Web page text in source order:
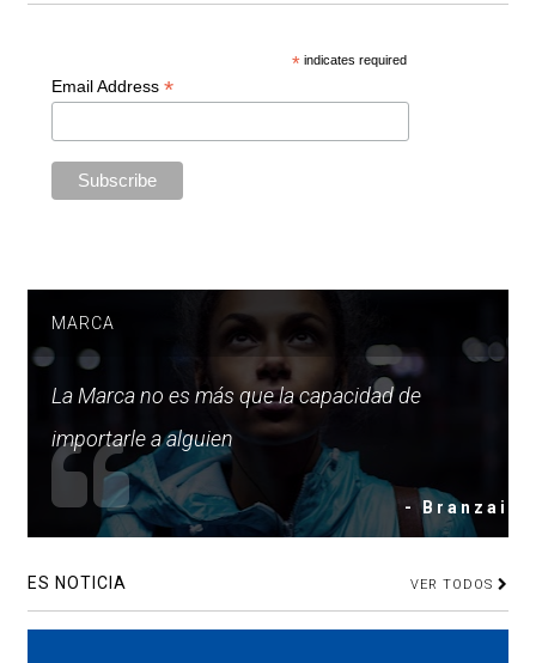
* indicates required
Email Address *
MARCA
La Marca no es más que la capacidad de
importarle a alguien
- Branzai
ES NOTICIA VER TODOS